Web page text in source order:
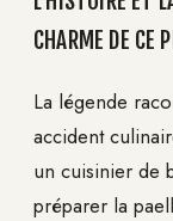
CHARME DE CE
La légende
accident
un cuisinier de
préparer la